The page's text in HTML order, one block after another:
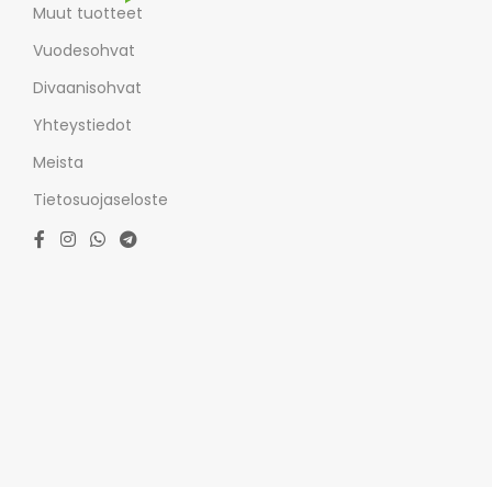
Muut tuotteet
Vuodesohvat
Divaanisohvat
Yhteystiedot
Meista
Tietosuojaseloste